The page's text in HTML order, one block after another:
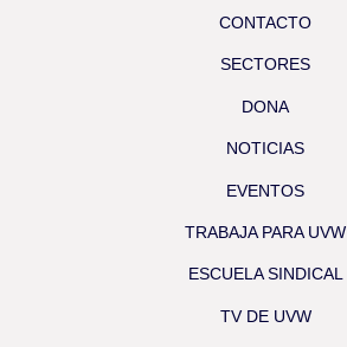
CONTACTO
SECTORES
DONA
NOTICIAS
EVENTOS
TRABAJA PARA UVW
ESCUELA SINDICAL
TV DE UVW